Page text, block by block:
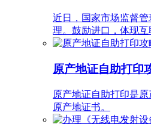
近日，国家市场监督
理。鼓励进口，体现互
原产地证自助打印
原产地证自助打印是
原产地证书。